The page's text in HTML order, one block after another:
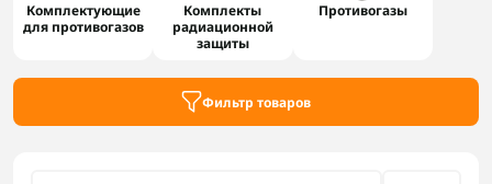
Комплектующие
для противогазов
Комплекты
радиационной
защиты
Противогазы
Фильтр товаров